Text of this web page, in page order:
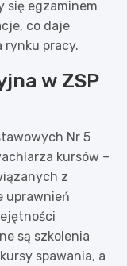
się egzaminem
co daje
rynku pracy.
w ZSP
Nr 5
kursów –
z
uprawnień
są szkolenia
spawania, a